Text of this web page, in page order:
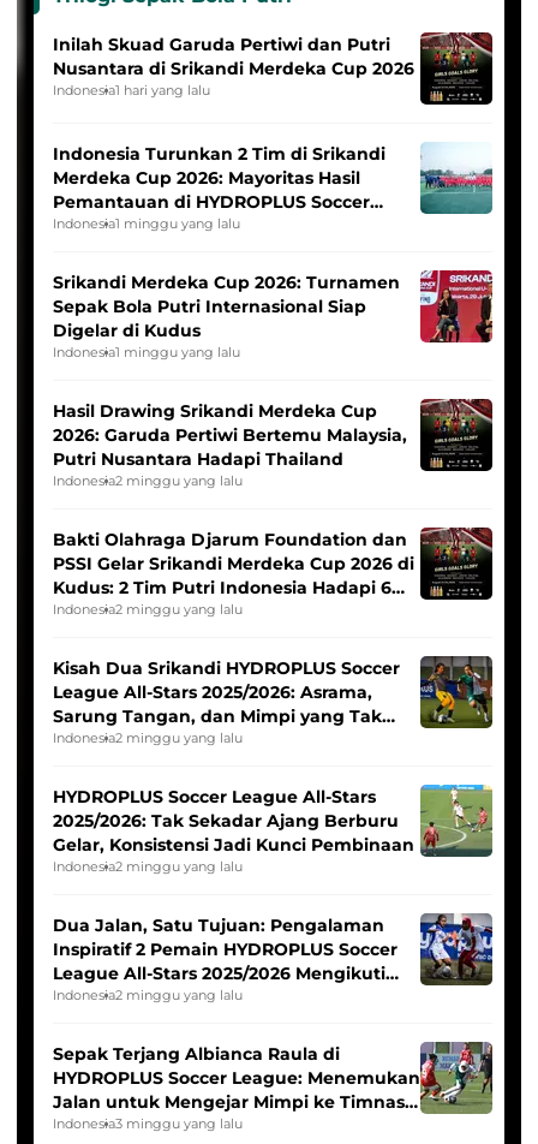
Inilah Skuad Garuda Pertiwi dan Putri
Nusantara di Srikandi Merdeka Cup 2026
Indonesia1 hari yang lalu
Indonesia Turunkan 2 Tim di Srikandi
Merdeka Cup 2026: Mayoritas Hasil
Pemantauan di HYDROPLUS Soccer
League
Indonesia1 minggu yang lalu
Srikandi Merdeka Cup 2026: Turnamen
Sepak Bola Putri Internasional Siap
Digelar di Kudus
Indonesia1 minggu yang lalu
Hasil Drawing Srikandi Merdeka Cup
2026: Garuda Pertiwi Bertemu Malaysia,
Putri Nusantara Hadapi Thailand
Indonesia2 minggu yang lalu
Bakti Olahraga Djarum Foundation dan
PSSI Gelar Srikandi Merdeka Cup 2026 di
Kudus: 2 Tim Putri Indonesia Hadapi 6
Tim Asia
Indonesia2 minggu yang lalu
Kisah Dua Srikandi HYDROPLUS Soccer
League All-Stars 2025/2026: Asrama,
Sarung Tangan, dan Mimpi yang Tak
Pernah Padam
Indonesia2 minggu yang lalu
HYDROPLUS Soccer League All-Stars
2025/2026: Tak Sekadar Ajang Berburu
Gelar, Konsistensi Jadi Kunci Pembinaan
Indonesia2 minggu yang lalu
Dua Jalan, Satu Tujuan: Pengalaman
Inspiratif 2 Pemain HYDROPLUS Soccer
League All-Stars 2025/2026 Mengikuti
Seleksi Timnas Indonesia Putri
Indonesia2 minggu yang lalu
Sepak Terjang Albianca Raula di
HYDROPLUS Soccer League: Menemukan
Jalan untuk Mengejar Mimpi ke Timnas
Indonesia Putri
Indonesia3 minggu yang lalu